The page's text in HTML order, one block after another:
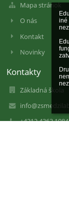
iné
Mapa stránok
O nás
Kontakt
Novinky
Kontakty
Základná škola
+4212 4363 1084